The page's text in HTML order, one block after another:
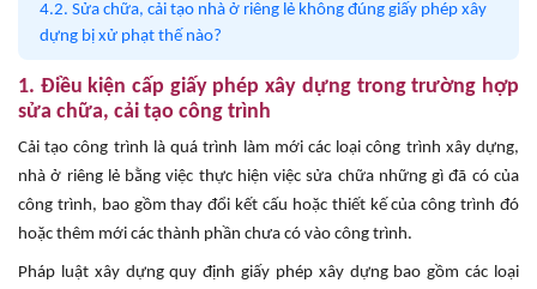
4.2. Sửa chữa, cải tạo nhà ở riêng lẻ không đúng giấy phép xây
dựng bị xử phạt thế nào?
1. Điều kiện cấp giấy phép xây dựng trong trường hợp
sửa chữa, cải tạo công trình
Cải tạo công trình là quá trình làm mới các loại công trình xây dựng,
nhà ở riêng lẻ bằng việc thực hiện việc sửa chữa những gì đã có của
công trình, bao gồm thay đổi kết cấu hoặc thiết kế của công trình đó
hoặc thêm mới các thành phần chưa có vào công trình.
Pháp luật xây dựng quy định giấy phép xây dựng bao gồm các loại